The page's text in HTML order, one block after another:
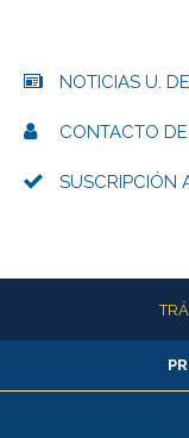
NOTICIAS U.
CONTACTO
SUSCRIPCIÓN
Más